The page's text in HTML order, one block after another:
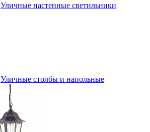
Уличные настенные светильники
Уличные столбы и напольные